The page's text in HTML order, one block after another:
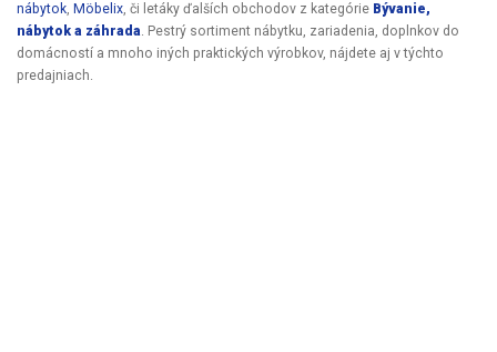
nábytok, Möbelix, či letáky ďalších obchodov z kategórie Bývanie,
nábytok a záhrada. Pestrý sortiment nábytku, zariadenia, doplnkov do
domácností a mnoho iných praktických výrobkov, nájdete aj v týchto
predajniach.